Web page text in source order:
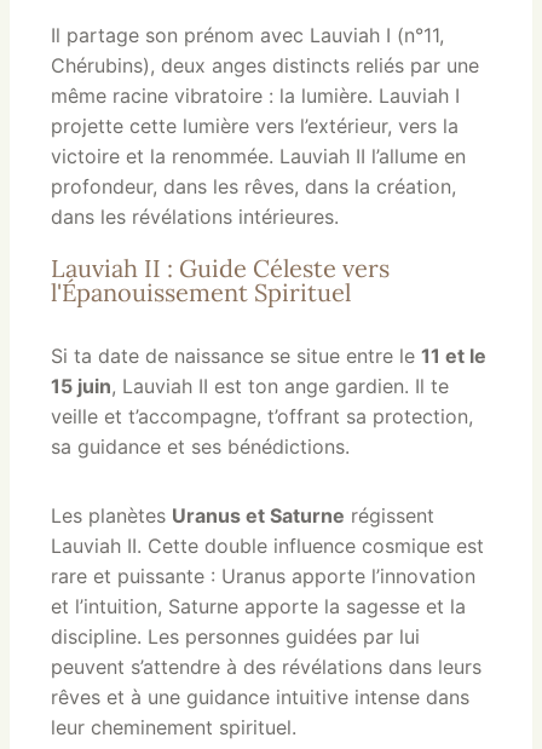
Il partage son prénom avec Lauviah I (n°11,
Chérubins), deux anges distincts reliés par une
même racine vibratoire : la lumière. Lauviah I
projette cette lumière vers l’extérieur, vers la
victoire et la renommée. Lauviah II l’allume en
profondeur, dans les rêves, dans la création,
dans les révélations intérieures.
Lauviah II : Guide Céleste vers
l'Épanouissement Spirituel
Si ta date de naissance se situe entre le 11 et le
15 juin, Lauviah II est ton ange gardien. Il te
veille et t’accompagne, t’offrant sa protection,
sa guidance et ses bénédictions.
Les planètes Uranus et Saturne régissent
Lauviah II. Cette double influence cosmique est
rare et puissante : Uranus apporte l’innovation
et l’intuition, Saturne apporte la sagesse et la
discipline. Les personnes guidées par lui
peuvent s’attendre à des révélations dans leurs
rêves et à une guidance intuitive intense dans
leur cheminement spirituel.